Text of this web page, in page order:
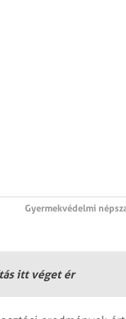
Gyermekvédelmi
itt véget ér